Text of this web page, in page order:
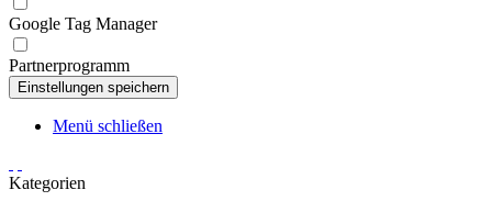
Google Tag Manager
Partnerprogramm
Menü schließen
Kategorien